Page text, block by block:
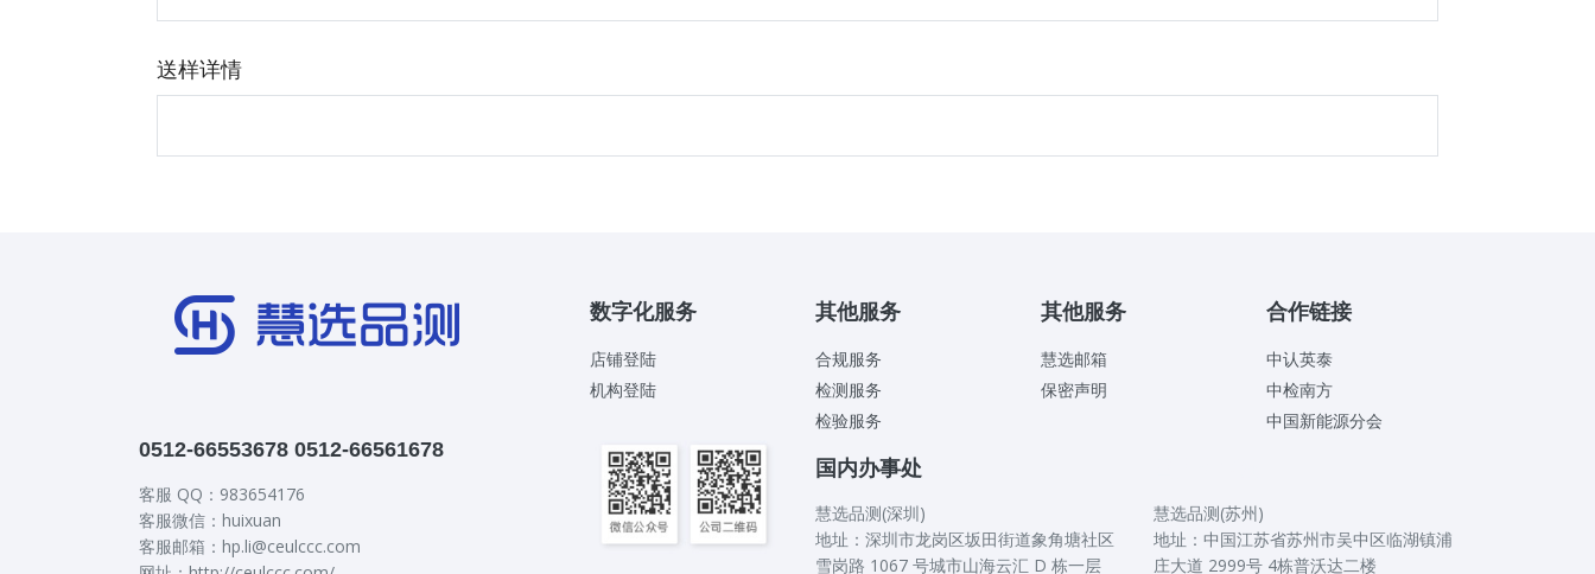
送样详情
数字化服务
店铺登陆
机构登陆
其他服务
合规服务
检测服务
检验服务
其他服务
慧选邮箱
保密声明
合作链接
中认英泰
中检南方
中国新能源分会
0512-66553678 0512-66561678
客服 QQ：983654176
客服微信：huixuan
客服邮箱：hp.li@ceulccc.com
国内办事处
慧选品测(深圳)
地址：深圳市龙岗区坂田街道象角塘社区
雪岗路 1067 号城市山海云汇 D 栋一层
慧选品测(苏州)
地址：中国江苏省苏州市吴中区临湖镇浦
庄大道 2999号 4栋普沃达二楼